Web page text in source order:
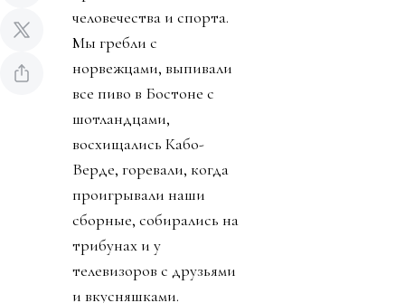
человечества и спорта.
Мы гребли с
норвежцами, выпивали
все пиво в Бостоне с
шотландцами,
восхищались Кабо-
Верде, горевали, когда
проигрывали наши
сборные, собирались на
трибунах и у
телевизоров с друзьями
и вкусняшками.